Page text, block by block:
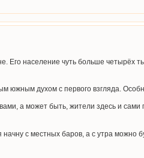
население чуть больше четырёх
южным духом с первого взгляда.
а может быть, жители здесь и сами
с местных баров, а с утра можно